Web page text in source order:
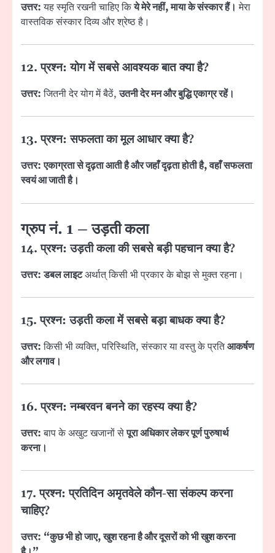
उत्तर:यह स्मृति रखनी चाहिए किये मेरे नहीं, माया के संस्कार हैं। मेरा
वास्तविक संस्कार दिव्य और श्रेष्ठ है।
12. प्रश्न: योग में सबसे आवश्यक बात क्या है?
उत्तर:जितनी देर योग में बैठें,उतनी देर मन और बुद्धि एकाग्र रहें।
13. प्रश्न: सफलता का मूल आधार क्या है?
उत्तर: एकाग्रता से दृढ़ता आती है और जहाँ दृढ़ता होती है, वहाँ सफलता
स्वयं आ जाती है।
ग्रुप नं. 1 – उड़ती कला
14. प्रश्न: उड़ती कला की सबसे बड़ी पहचान क्या है?
उत्तर: डबल लाइटअर्थात् किसी भी प्रकार के बोझ से मुक्त रहना।
15. प्रश्न: उड़ती कला में सबसे बड़ा बाधक क्या है?
उत्तर:किसी भी व्यक्ति, परिस्थिति, संस्कार या वस्तु के प्रतिआकर्षण
और लगाव।
16. प्रश्न: नम्बरवन बनने का रहस्य क्या है?
उत्तर:बाप के अखुट खजानों सेपूरा अधिकार लेकर पूर्ण पुरुषार्थ
करना।
17. प्रश्न: प्रतिदिन अमृतवेले कौन-सा संकल्प करना
चाहिए?
उत्तर: “कुछ भी हो जाए, खुश रहना है और दूसरों को भी खुश करना